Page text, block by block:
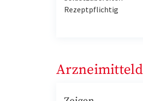
Rezeptpflichtig